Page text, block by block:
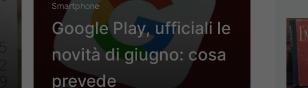
Smartphone
Google Play, ufficiali le
novità di giugno: cosa
prevede